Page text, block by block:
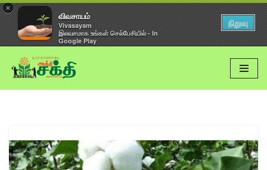
×
விவசாயம்
Vivasayam
இலவசமாக உங்கள் செல்பேசியில் - In
Google Play
நிறுவு
Skip
to